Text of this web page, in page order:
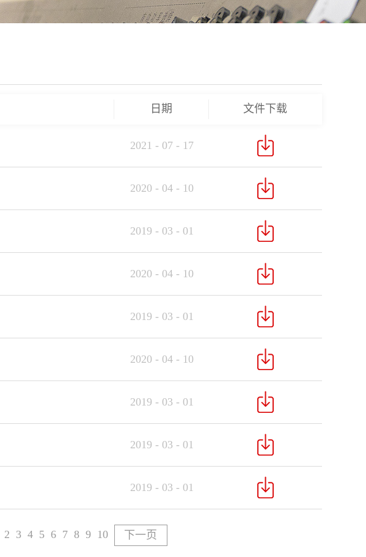
日期 文件下载
2021 - 07 - 17
2020 - 04 - 10
2019 - 03 - 01
2020 - 04 - 10
2019 - 03 - 01
2020 - 04 - 10
2019 - 03 - 01
2019 - 03 - 01
2019 - 03 - 01
2 3 4 5 6 7 8 9 10 下一页